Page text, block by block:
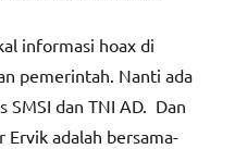
informasi hoax di
pemerintah. Nanti ada
dan TNI AD. Dan
adalah bersama-